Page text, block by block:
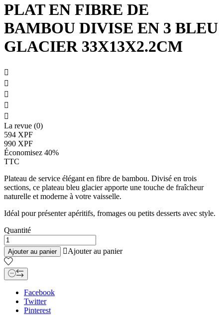
PLAT EN FIBRE DE
BAMBOU DIVISE EN 3 BLEU
GLACIER 33X13X2.2CM





La revue (0)
594 XPF
990 XPF
Économisez 40%
TTC
Plateau de service élégant en fibre de bambou. Divisé en trois
sections, ce plateau bleu glacier apporte une touche de fraîcheur
naturelle et moderne à votre vaisselle.
Idéal pour présenter apéritifs, fromages ou petits desserts avec style.
Quantité
Ajouter au panier Ajouter au panier
Facebook
Twitter
Pinterest